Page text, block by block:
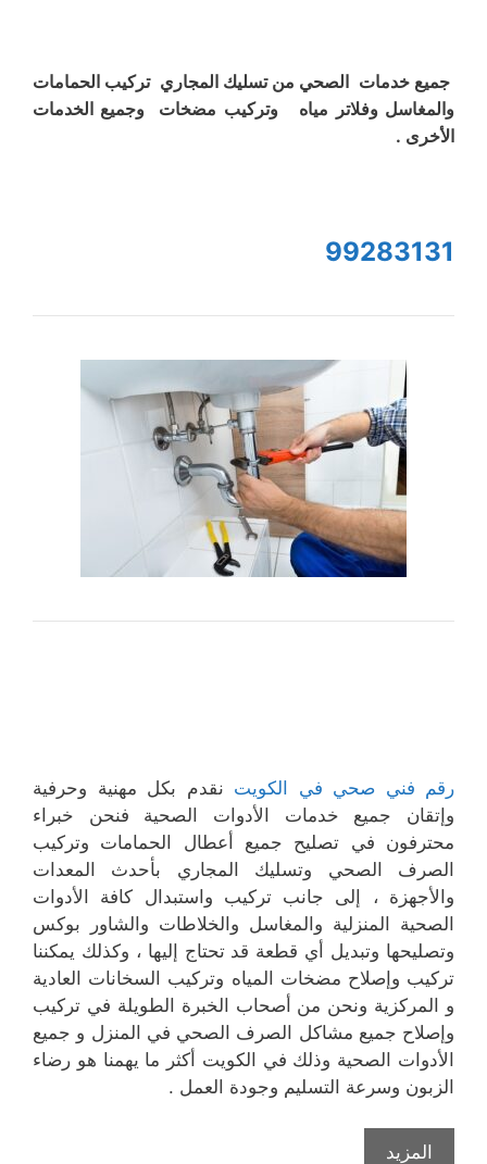
جميع خدمات الصحي من تسليك المجاري تركيب الحمامات
والمغاسل وفلاتر مياه وتركيب مضخات وجميع الخدمات
الأخرى .
99283131
رقم فني صحي في الكويت نقدم بكل مهنية وحرفية
وإتقان جميع خدمات الأدوات الصحية فنحن خبراء
محترفون في تصليح جميع أعطال الحمامات وتركيب
الصرف الصحي وتسليك المجاري بأحدث المعدات
والأجهزة ، إلى جانب تركيب واستبدال كافة الأدوات
الصحية المنزلية والمغاسل والخلاطات والشاور بوكس
وتصليحها وتبديل أي قطعة قد تحتاج إليها ، وكذلك يمكننا
تركيب وإصلاح مضخات المياه وتركيب السخانات العادية
و المركزية ونحن من أصحاب الخبرة الطويلة في تركيب
وإصلاح جميع مشاكل الصرف الصحي في المنزل و جميع
الأدوات الصحية وذلك في الكويت أكثر ما يهمنا هو رضاء
الزبون وسرعة التسليم وجودة العمل .
المزيد